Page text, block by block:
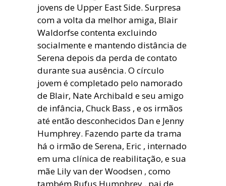
jovens de Upper East Side. Surpresa
com a volta da melhor amiga, Blair
Waldorfse contenta excluindo
socialmente e mantendo distância de
Serena depois da perda de contato
durante sua ausência. O círculo
jovem é completado pelo namorado
de Blair, Nate Archibald e seu amigo
de infância, Chuck Bass , e os irmãos
até então desconhecidos Dan e Jenny
Humphrey. Fazendo parte da trama
há o irmão de Serena, Eric , internado
em uma clínica de reabilitação, e sua
mãe Lily van der Woodsen , como